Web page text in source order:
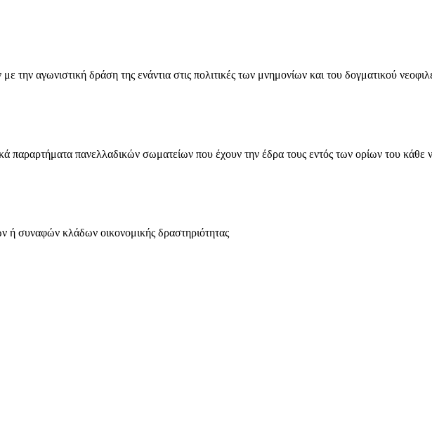
αγωνιστική δράση της ενάντια στις πολιτικές των μνημονίων και του δογματικού
παραρτήματα πανελλαδικών σωματείων που έχουν την έδρα τους εντός των ορίων του κάθε
ή συναφών κλάδων οικονομικής δραστηριότητας